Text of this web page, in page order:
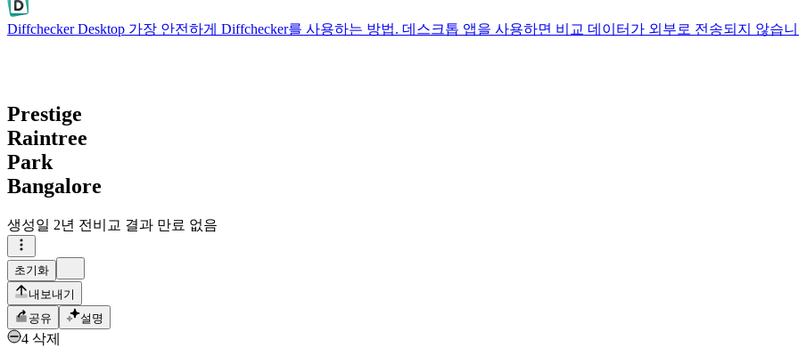
Diffchecker Desktop 가장 안전하게 Diffchecker를 사용하는 방법. 데스크톱 앱을 사용하면 비교 데이터가 외부로 전송되지 않습
Prestige
Raintree
Park
Bangalore
생성일 2년 전 비교 결과 만료 없음
초기화
내보내기
공유
설명
4 삭제